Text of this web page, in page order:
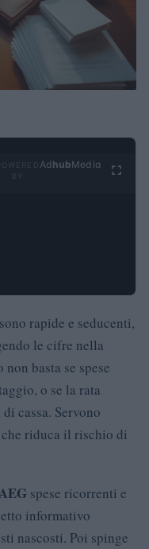
Ad hubMedia
sono rapide e seducenti,
le cifre nella
non basta se spese
o se la rata
cassa. Servono
riduca il rischio di
spese ricorrenti e
informativo
nascosti. Poi spinge